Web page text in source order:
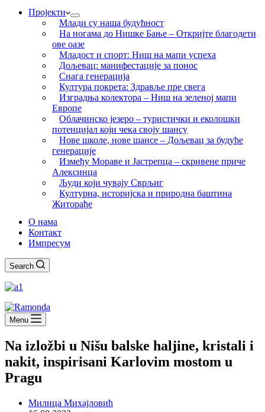
Пројекти
Млади су наша будућност
На ногама до Нишке Бање – Откријте благодети
ове оазе
Младост и спорт: Ниш на мапи успеха
Дољевац: манифестације за понос
Снага генерација
Култура покрета: Здравље пре свега
Изградња колектора – Ниш на зеленој мапи
Европе
Облачинско језеро – туристички и еколошки
потенцијал који чека своју шансу
Нове школе, нове шансе – Дољевац за будуће
генерације
Између Мораве и Јастрепца – скривене приче
Алексинца
Људи који чувају Сврљиг
Културна, историјска и природна баштина
Житорађе
О нама
Контакт
Импресум
Search
Menu
Na izložbi u Nišu balske haljine, kristali i
nakit, inspirisani Karlovim mostom u
Pragu
Милица Михајловић